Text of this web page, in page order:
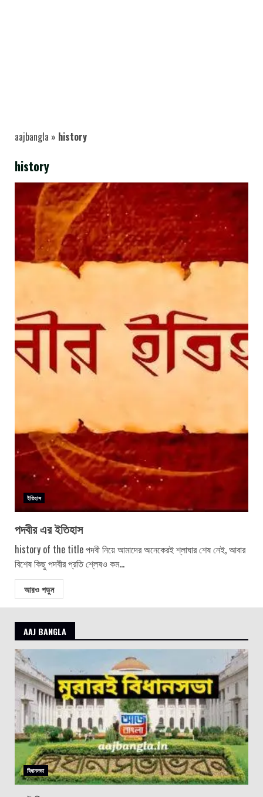
aajbangla » history
history
ইতিহাস
পদবীর এর ইতিহাস
history of the title পদবী নিয়ে আমাদের অনেকেরই শ্লাঘার শেষ নেই, আবার
বিশেষ কিছু পদবীর প্রতি শ্লেষও কম...
আরও পড়ুন
AAJ BANGLA
বিধানসভা